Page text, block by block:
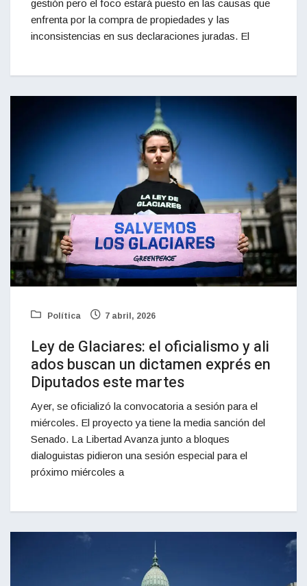
gestión pero el foco estará puesto en las causas que
enfrenta por la compra de propiedades y las
inconsistencias en sus declaraciones juradas. El
Política 7 abril, 2026
Ley de Glaciares: el oficialismo y ali
ados buscan un dictamen exprés en
Diputados este martes
Ayer, se oficializó la convocatoria a sesión para el
miércoles. El proyecto ya tiene la media sanción del
Senado. La Libertad Avanza junto a bloques
dialoguistas pidieron una sesión especial para el
próximo miércoles a